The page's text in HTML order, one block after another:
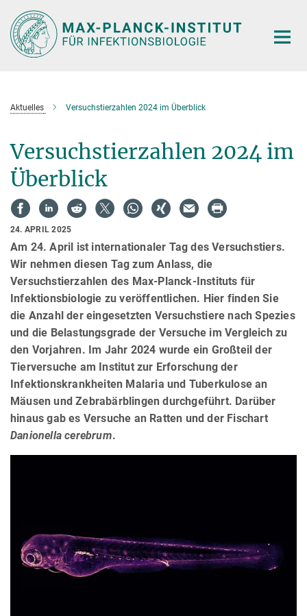
Hauptinhalt
Aktuelles Versuchstierzahlen 2024 im Überblick
Versuchstierzahlen 2024 im
Überblick
24. APRIL 2025
Am 24. April ist internationaler Tag des Versuchstiers.
Wir nehmen diesen Tag zum Anlass, die
Versuchstierzahlen des Max-Planck-Instituts für
Infektionsbiologie zu veröffentlichen. Hier finden Sie
die Anzahl der eingesetzten Versuchstiere nach Spezies
und die Belastungsgrade der Versuche im Vergleich zu
den Vorjahren. Im Jahr 2024 wurde ein Großteil der
Tierversuche am Institut zur Erforschung der
Infektionskrankheiten Malaria und Tuberkulose an
Mäusen und Zebrabärblingen durchgeführt. Darüber
hinaus gab es Versuche an Ratten und der Fischart
Danionella cerebrum.